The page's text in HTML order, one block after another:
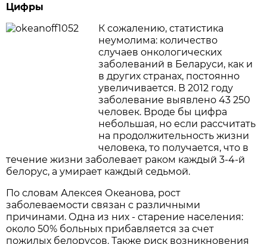
Цифры
К сожалению, статистика
неумолима: количество
случаев онкологических
заболеваний в Беларуси, как и
в других странах, постоянно
увеличивается. В 2012 году
заболевание выявлено 43 250
человек. Вроде бы цифра
небольшая, но если рассчитать
на продолжительность жизни
человека, то получается, что в
течение жизни заболевает раком каждый 3-4-й
белорус, а умирает каждый седьмой.
По словам Алексея Океанова, рост
заболеваемости связан с различными
причинами. Одна из них - старение населения:
около 50% больных прибавляется за счет
пожилых белорусов. Также риск возникновения